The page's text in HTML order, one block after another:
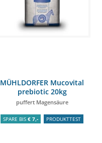
MÜHLDORFER Mucovital
prebiotic 20kg
puffert Magensäure
SPARE BIS € 7,- PRODUKTTEST